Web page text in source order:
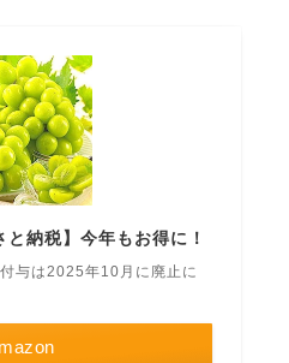
納税】今年もお得に！
与は2025年10月に廃止に